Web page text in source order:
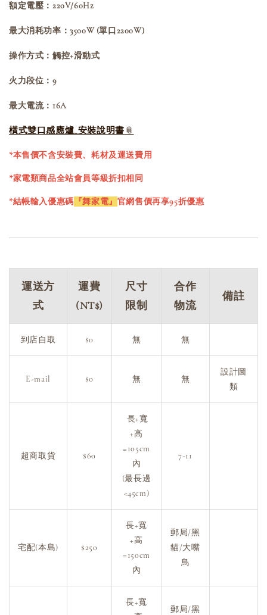
額定電壓：220V/60Hz
最大消耗功率：3500W (單口2200W)
操作方式：觸控+滑動式
火力段位：9
最大電流：16A
橫式雙口感應爐_安裝說明書
*本售價不含安裝費、耗材及運送費用
*家電類商品全站會員等級折扣相同
*結帳輸入優惠碼 『舞家電』 官網售價再享95折優惠
運送方
式
運費
(NT$)
尺寸
限制
合作
物流
備註
到店自取 $0 無 無
E-mail $0 無 無
設計圖
類
超商取貨 $60
長+寬
+高
=105cm
內
(最長邊
<45cm)
7-11
宅配(本島) $250
長+寬
+高
=150cm
內
郵局/黑
貓/大嘴
鳥
長+寬
郵局/黑